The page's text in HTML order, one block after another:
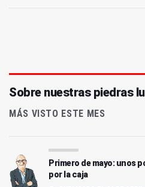
Sobre nuestras piedras
MÁS VISTO ESTE MES
Primero de mayo: unos
por la caja